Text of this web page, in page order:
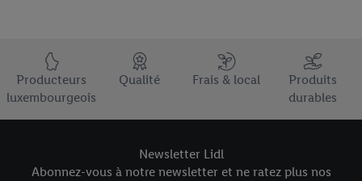
Élément du pied de page avec les USPs de Lidl Luxembourg
Producteurs
luxembourgeois
Qualité Frais & local
Produits
durables
Newsletter Lidl
Abonnez-vous à notre newsletter et ne ratez plus nos
pour l’avenir dans notredéclaration relative à la protection des
données
Vous trouverez les impressions ici.